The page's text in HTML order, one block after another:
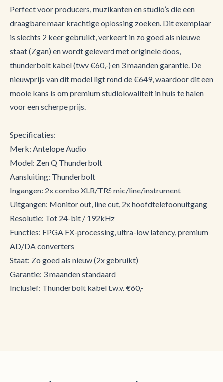
Perfect voor producers, muzikanten en studio’s die een
draagbare maar krachtige oplossing zoeken. Dit exemplaar
is slechts 2 keer gebruikt, verkeert in zo goed als nieuwe
staat (Zgan) en wordt geleverd met originele doos,
thunderbolt kabel (twv €60,-) en 3 maanden garantie. De
nieuwprijs van dit model ligt rond de €649, waardoor dit een
mooie kans is om premium studiokwaliteit in huis te halen
voor een scherpe prijs.
Specificaties:
Merk: Antelope Audio
Model: Zen Q Thunderbolt
Aansluiting: Thunderbolt
Ingangen: 2x combo XLR/TRS mic/line/instrument
Uitgangen: Monitor out, line out, 2x hoofdtelefoonuitgang
Resolutie: Tot 24-bit / 192kHz
Functies: FPGA FX-processing, ultra-low latency, premium
AD/DA converters
Staat: Zo goed als nieuw (2x gebruikt)
Garantie: 3 maanden standaard
Inclusief: Thunderbolt kabel t.w.v. €60,-